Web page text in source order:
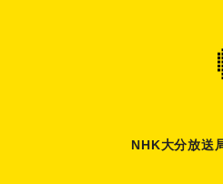
NHK大分放送